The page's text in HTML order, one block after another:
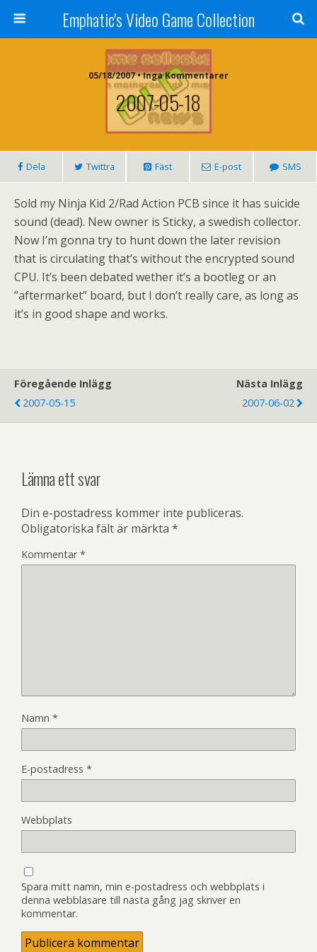
Emphatic's Video Game Collection
05/18/2007 • Inga Kommentarer
2007-05-18
Dela Twittra Fäst E-post SMS
Sold my Ninja Kid 2/Rad Action PCB since it has suicide
sound (dead). New owner is Sticky, a swedish collector.
Now I’m gonna try to hunt down the later revision
that is circulating that’s without the encrypted sound
CPU. It’s been debated wether it’s a bootleg or an
”aftermarket” board, but I don’t really care, as long as
it’s in good shape and works.
Föregående Inlägg
2007-05-15
Nästa Inlägg
2007-06-02
Lämna ett svar
Din e-postadress kommer inte publiceras.
Obligatoriska fält är märkta *
Kommentar*
Namn *
E-postadress *
Webbplats
Spara mitt namn, min e-postadress och webbplats i
denna webbläsare till nästa gång jag skriver en
kommentar.